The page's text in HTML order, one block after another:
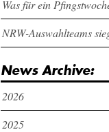
News Archive:
2026
2025